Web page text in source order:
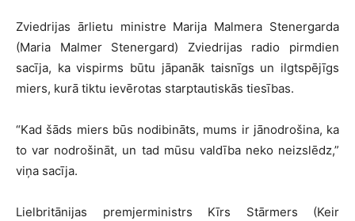
Zviedrijas ārlietu ministre Marija Malmera Stenergarda
(Maria Malmer Stenergard) Zviedrijas radio pirmdien
sacīja, ka vispirms būtu jāpanāk taisnīgs un ilgtspējīgs
miers, kurā tiktu ievērotas starptautiskās tiesības.
“Kad šāds miers būs nodibināts, mums ir jānodrošina, ka
to var nodrošināt, un tad mūsu valdība neko neizslēdz,”
viņa sacīja.
Lielbritānijas premjerministrs Kīrs Stārmers (Keir